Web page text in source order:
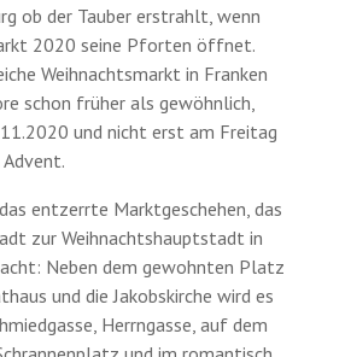
ob der Tauber erstrahlt, wenn
2020 seine Pforten öffnet.
Weihnachtsmarkt in Franken
schon früher als gewöhnlich,
und nicht erst am Freitag
entzerrte Marktgeschehen, das
zur Weihnachtshauptstadt in
Neben dem gewohnten Platz
und die Jakobskirche wird es
Herrngasse, auf dem